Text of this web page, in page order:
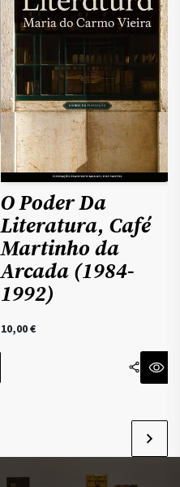
O Poder Da
Literatura, Café
Martinho da
Arcada (1984-
1992)
10,00€